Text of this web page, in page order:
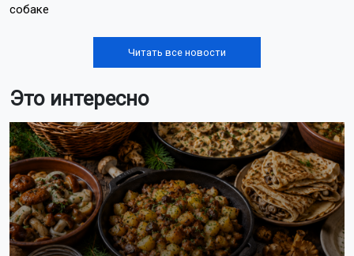
собаке
Читать все новости
Это интересно